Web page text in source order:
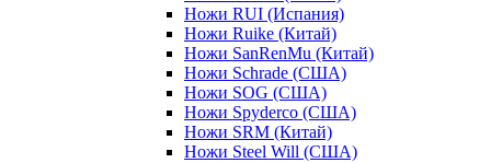
Ножи RUI (Испания)
Ножи Ruike (Китай)
Ножи SanRenMu (Китай)
Ножи Schrade (США)
Ножи SOG (США)
Ножи Spyderco (США)
Ножи SRM (Китай)
Ножи Steel Will (США)